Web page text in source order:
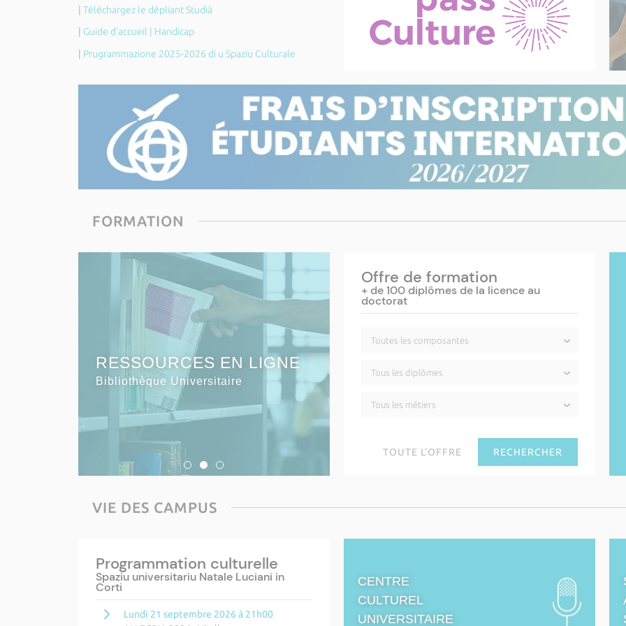
| Téléchargez le dépliant Studià
Guide d'accueil | Handicap
| Prugrammazione 2025-2026 di u Spaziu Culturale
FORMATION
S'INSCRIRE
à l'Université de Corse
RESSOURCES EN LIGNE
Bibliothèque Universitaire
SERVICES EN LIGNE
Bibliothèque Universitaire
Offre de formation
+ de 100 diplômes de la licence au
doctorat
VIE DES CAMPUS
Programmation culturelle
Spaziu universitariu Natale Luciani in
Corti
Lundi 21 septembre 2026 à 21h00
CENTRE
CULTUREL
UNIVERSITAIRE